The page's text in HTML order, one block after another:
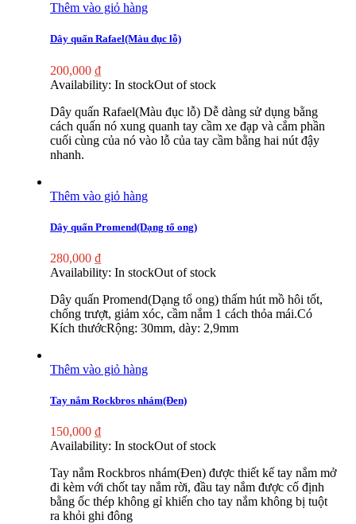
Thêm vào giỏ hàng
Dây quấn Rafael(Màu đục lỗ)
200,000 ₫
Availability: In stockOut of stock
Dây quấn Rafael(Màu đục lỗ) Dễ dàng sử dụng bằng
cách quấn nó xung quanh tay cầm xe đạp và cắm phần
cuối cùng của nó vào lỗ của tay cầm bằng hai nút đậy
nhanh.
Thêm vào giỏ hàng
Dây quấn Promend(Dạng tổ ong)
280,000 ₫
Availability: In stockOut of stock
Dây quấn Promend(Dạng tổ ong) thấm hút mồ hôi tốt,
chống trượt, giảm xóc, cầm nắm 1 cách thỏa mái.Có
Kích thướcRộng: 30mm, dày: 2,9mm
Thêm vào giỏ hàng
Tay nắm Rockbros nhám(Đen)
150,000 ₫
Availability: In stockOut of stock
Tay nắm Rockbros nhám(Đen) được thiết kế tay nắm mở
đi kèm với chốt tay nắm rời, đầu tay nắm được cố định
bằng ốc thép không gỉ khiến cho tay nắm không bị tuột
ra khỏi ghi đông